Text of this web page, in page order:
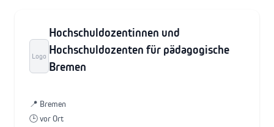
Logo
Hochschuldozentinnen und
Hochschuldozenten für pädagogische
Bremen
📍 Bremen
🕒 vor Ort